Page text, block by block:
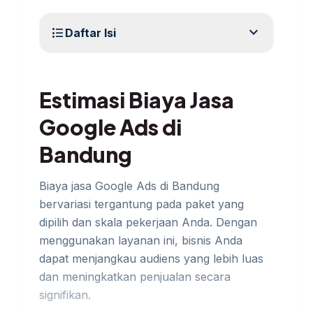
format_list_bulleted Daftar Isi expand_more
Estimasi Biaya Jasa
Google Ads di
Bandung
Biaya jasa Google Ads di Bandung
bervariasi tergantung pada paket yang
dipilih dan skala pekerjaan Anda. Dengan
menggunakan layanan ini, bisnis Anda
dapat menjangkau audiens yang lebih luas
dan meningkatkan penjualan secara
signifikan.